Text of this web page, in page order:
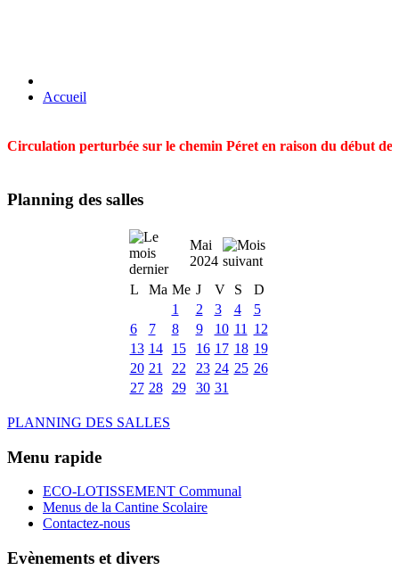
Accueil
Circulation perturbée sur le chemin Péret en raison du début
Planning des salles
Mai
2024
L
Ma Me J V S
D
1
2 3 4
5
6
7 8 9 10 11
12
13 14 15 16 17 18 19
20 21 22 23 24 25 26
27 28 29 30 31
PLANNING DES SALLES
Menu rapide
ECO-LOTISSEMENT Communal
Menus de la Cantine Scolaire
Contactez-nous
Evènements et divers